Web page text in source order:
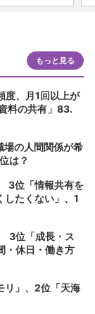
もっと見る
度、月1回以上が
料の共有」83.
の人間関係が希
は？
3位「情報共有を
したくない」、1
3位「成長・ス
・休日・働き方
リ」、2位「天海